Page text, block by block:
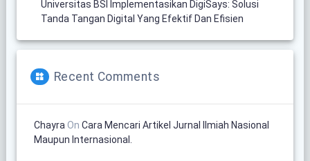
Universitas BSI Implementasikan DigiSays: Solusi
Tanda Tangan Digital Yang Efektif Dan Efisien
Recent Comments
Chayra On Cara Mencari Artikel Jurnal Ilmiah Nasional
Maupun Internasional.